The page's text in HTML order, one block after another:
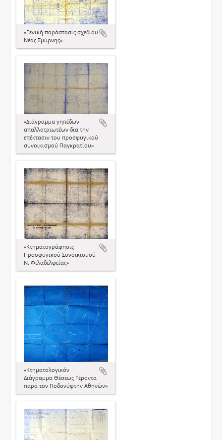
«Γενική παράστασις σχεδίου
Νέας Σμύρνης».
«Διάγραμμα γηπέδων
απαλλοτριωτέων δια την
επέκτασιν του προσφυγικού
συνοικισμού Παγκρατίου»
«Κτηματογράφησις
Προσφυγικού Συνοικισμού
Ν. Φιλαδελφείας»
«Κτηματολογικόν
Διάγραμμα Θέσεως Γέροντα
παρά τον Ποδονύφτην Αθηνών»